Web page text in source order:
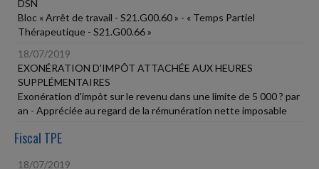
DSN
Bloc « Arrêt de travail - S21.G00.60 » - « Temps Partiel
Thérapeutique - S21.G00.66 »
18/07/2019
EXONÉRATION D'IMPÔT ATTACHÉE AUX HEURES
SUPPLÉMENTAIRES
Exonération d'impôt sur le revenu dans une limite de 5 000 ? par
an - Appréciée au regard de la rémunération nette imposable
Fiscal TPE
18/07/2019